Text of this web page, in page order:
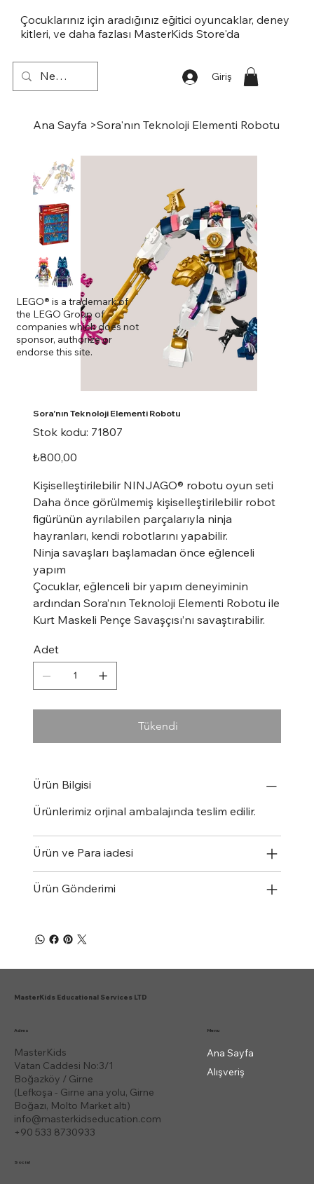
Çocuklarınız için aradığınız eğitici oyuncaklar, deney
kitleri, ve daha fazlası MasterKids Store'da
Giriş
Ana Sayfa >Sora'nın Teknoloji Elementi Robotu
Sora'nın Teknoloji Elementi Robotu
Stok kodu: Stok
kodu:
71807
Fiyat
₺800,00
Kişiselleştirilebilir NINJAGO® robotu oyun seti
Daha önce görülmemiş kişiselleştirilebilir robot
figürünün ayrılabilen parçalarıyla ninja
hayranları, kendi robotlarını yapabilir.
Ninja savaşları başlamadan önce eğlenceli
yapım
Çocuklar, eğlenceli bir yapım deneyiminin
ardından Sora’nın Teknoloji Elementi Robotu ile
Kurt Maskeli Pençe Savaşçısı’nı savaştırabilir.
Adet
Tükendi
Ürün Bilgisi
Ürünlerimiz orjinal ambalajında teslim edilir.
Ürün ve Para iadesi
Ürün Gönderimi
LEGO® is a trademark of
the LEGO Group of
companies which does not
sponsor, authorize or
endorse this site.
MasterKids Educational Services LTD
MasterKids
Vatan Caddesi No:3/1
Boğazköy / Girne
(Lefkoşa - Girne ana yolu, Girne
Boğazı, Molto Market altı)
info@masterkidseducation.com
+90 533 8730933
Adres Menu
Ana Sayfa
Alışveriş
Social